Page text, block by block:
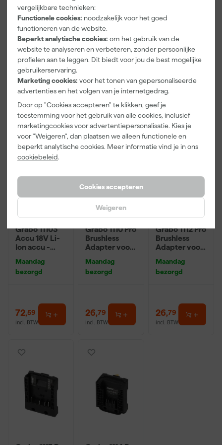
vergelijkbare technieken:
Functionele cookies: noodzakelijk voor het goed
functioneren van de website.
Beperkt analytische cookies: om het gebruik van de
website te analyseren en verbeteren, zonder persoonlijke
profielen aan te leggen. Dit biedt voor jou de best mogelijke
gebruikerservaring.
Marketing cookies: voor het tonen van gepersonaliseerde
advertenties en het volgen van je internetgedrag.
Door op "Cookies accepteren" te klikken, geef je
toestemming voor het gebruik van alle cookies, inclusief
marketingcookies voor advertentiepersonalisatie. Kies je
voor "Weigeren", dan plaatsen we alleen functionele en
beperkt analytische cookies. Meer informatie vind je in ons
cookiebeleid.
Cookies accepteren
Weigeren
Grabo 11017
Rock Seal
afdichtingssy
steem
Maandag
bezorgd
48,29
incl. BTW
Grabo 11006
Filterset voor
Plus / Pro
Maandag
bezorgd
9,99
incl. BTW
14,8V Accu/
Ah
Maandag
bezorgd
63,59
incl. BTW
Grabo 11103
Accu 18V Li-
Ion accu -
Pro Brushless
Maandag
bezorgd
72,59
incl. BTW
Grabo 1110 Pro
Brushless
Adapter voor
/ 20V
Maandag
bezorgd
26,79
incl. BTW
Grabo 1112 Pro
Brushless
Adapter voor
18V / 20V
Maandag
bezorgd
26,79
incl. BTW